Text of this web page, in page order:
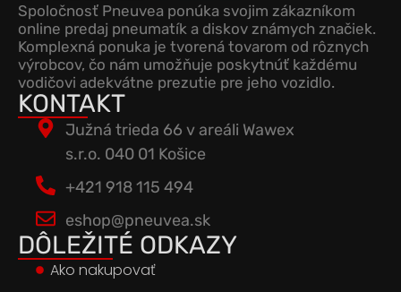
Spoločnosť Pneuvea ponúka svojim zákazníkom
online predaj pneumatík a diskov známych značiek.
Komplexná ponuka je tvorená tovarom od rôznych
výrobcov, čo nám umožňuje poskytnúť každému
vodičovi adekvátne prezutie pre jeho vozidlo.
KONTAKT
Južná trieda 66 v areáli Wawex
s.r.o. 040 01 Košice
+421 918 115 494
eshop@pneuvea.sk
DÔLEŽITÉ ODKAZY
Ako nakupovať